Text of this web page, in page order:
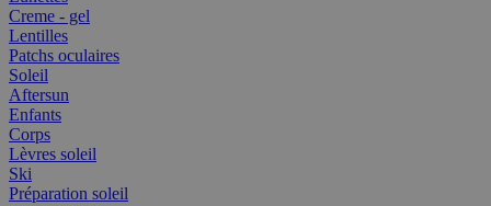
Creme - gel
Lentilles
Patchs oculaires
Soleil
Aftersun
Enfants
Corps
Lèvres soleil
Ski
Préparation soleil